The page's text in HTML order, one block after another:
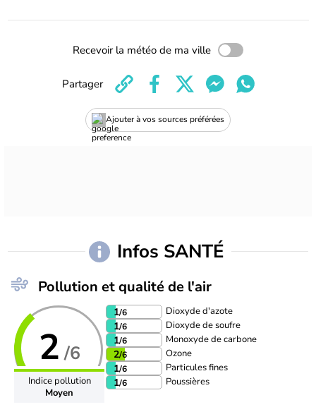
Recevoir la météo de ma ville
Ajouter à vos sources préférées
Partager
Infos SANTÉ
Pollution et qualité de l'air
2 /6
Indice pollution
Moyen
1/6 Dioxyde d'azote
1/6 Dioxyde de soufre
1/6 Monoxyde de carbone
2/6 Ozone
1/6 Particules fines
1/6 Poussières